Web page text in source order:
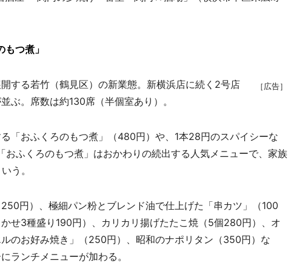
つ煮」
［広告］
する若竹（鶴見区）の新業態。新横浜店に続く2号店
ぶ。席数は約130席（半個室あり）。
「おふくろのもつ煮」（480円）や、1本28円のスパイシーな
おふくろのもつ煮」はおかわりの続出する人気メニューで、家族
う。
円）、極細パン粉とブレンド油で仕上げた「串カツ」（100
せ3種盛り190円）、カリカリ揚げたたこ焼（5個280円）、オ
のお好み焼き」（250円）、昭和のナポリタン（350円）な
ランチメニューが加わる。